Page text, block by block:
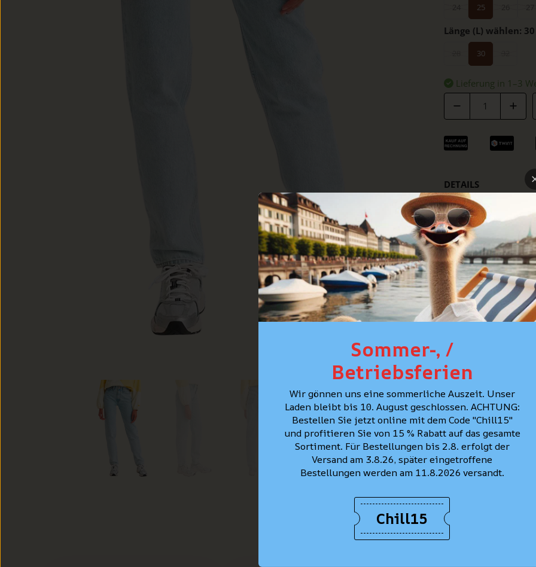
25
Länge (L) wählen: 30
30
Lieferung in 1–3
DETAILS
PASSFORM
PFLEGE
PERSÖNLICHE
BESTSELLER
Sommer-, /
Betriebsferien
Wir gönnen uns eine sommerliche Auszeit. Unser
Laden bleibt bis 10. August geschlossen. ACHTUNG:
Bestellen Sie jetzt online mit dem Code "Chill15"
und profitieren Sie von 15 % Rabatt auf das gesamte
Sortiment. Für Bestellungen bis 2.8. erfolgt der
Versand am 3.8.26, später eingetroffene
Bestellungen werden am 11.8.2026 versandt.
Chill15